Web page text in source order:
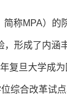
称MPA）的
，形成了内涵
复旦大学成
综合改革试